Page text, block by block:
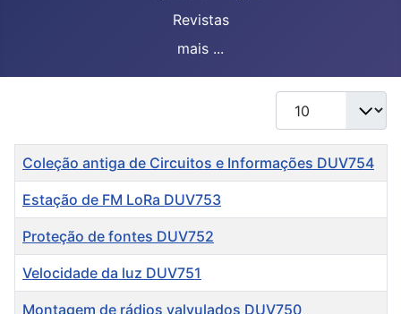
Revistas
mais ...
Mostrar #
Título
Coleção antiga de Circuitos e Informações DUV754
Estação de FM LoRa DUV753
Proteção de fontes DUV752
Velocidade da luz DUV751
Montagem de rádios valvulados DUV750